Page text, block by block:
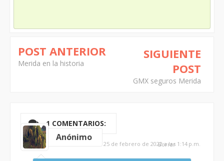
POST ANTERIOR
Merida en la historia
SIGUIENTE
POST
GMX seguros Merida
1 COMENTARIOS:
Anónimo
25 de febrero de 2022 a las 1:14 p.m.
Borrar